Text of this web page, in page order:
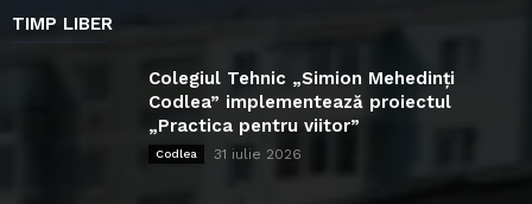
TIMP LIBER
Colegiul Tehnic „Simion Mehedinți
Codlea” implementează proiectul
„Practica pentru viitor”
Codlea 31 iulie 2026